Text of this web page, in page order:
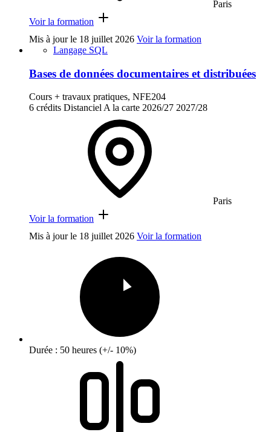
Paris
Voir la formation
Mis à jour le 18 juillet 2026 Voir la formation
Langage SQL
Bases de données documentaires et distribuées
Cours + travaux pratiques, NFE204
6 crédits DistancielA la carte 2026/27 2027/28
Paris
Voir la formation
Mis à jour le 18 juillet 2026 Voir la formation
Durée : 50 heures (+/- 10%)